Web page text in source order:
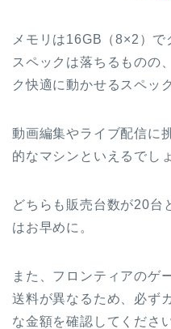
メモリは16GB（8×2）
スペックは落ちるものの
ク快適に動かせるスペッ
動画編集やライブ配信に
的なマシンといえるでし
どちらも販売台数が20台
はお早めに。
また、フロンティアのゲ
送料が異なるため、必ず
な金額を確認してください